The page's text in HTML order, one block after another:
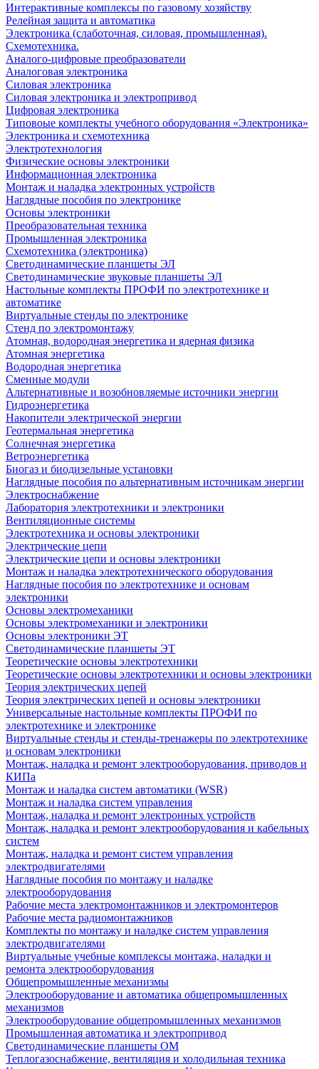
Интерактивные комплексы по газовому хозяйству
Релейная защита и автоматика
Электроника (слаботочная, силовая, промышленная).
Схемотехника.
Аналого-цифровые преобразователи
Аналоговая электроника
Cиловая электроника
Cиловая электроника и электропривод
Цифровая электроника
Типовоые комплекты учебного оборудования «Электроника»
Электроника и схемотехника
Электротехнология
Физические основы электроники
Информационная электроника
Монтаж и наладка электронных устройств
Наглядные пособия по электронике
Основы электроники
Преобразовательная техника
Промышленная электроника
Схемотехника (электроника)
Светодинамические планшеты ЭЛ
Светодинамические звуковые планшеты ЭЛ
Настольные комплекты ПРОФИ по электротехнике и
автоматике
Виртуальные стенды по электронике
Стенд по электромонтажу
Атомная, водородная энергетика и ядерная физика
Атомная энергетика
Водородная энергетика
Сменные модули
Альтернативные и возобновляемые источники энергии
Гидроэнергетика
Накопители электрической энергии
Геотермальная энергетика
Солнечная энергетика
Ветроэнергетика
Биогаз и биодизельные установки
Наглядные пособия по альтернативным источникам энергии
Электроснабжение
Лаборатория электротехники и электроники
Вентиляционные системы
Электротехника и основы электроники
Электрические цепи
Электрические цепи и основы электроники
Монтаж и наладка электротехнического оборудования
Наглядные пособия по электротехнике и основам
электроники
Основы электромеханики
Основы электромеханики и электроники
Основы электроники ЭТ
Светодинамические планшеты ЭТ
Теоретические основы электротехники
Теоретические основы электротехники и основы электроники
Теория электрических цепей
Теория электрических цепей и основы электроники
Универсальные настольные комплекты ПРОФИ по
электротехнике и электронике
Виртуальные стенды и стенды-тренажеры по электротехнике
и основам электроники
Монтаж, наладка и ремонт электрооборудования, приводов и
КИПа
Монтаж и наладка систем автоматики (WSR)
Монтаж и наладка систем управления
Монтаж, наладка и ремонт электронных устройств
Монтаж, наладка и ремонт электрооборудования и кабельных
систем
Монтаж, наладка и ремонт систем управления
электродвигателями
Наглядные пособия по монтажу и наладке
электрооборудования
Рабочие места электромонтажников и электромонтеров
Рабочие места радиомонтажников
Комплекты по монтажу и наладке систем управления
электродвигателями
Виртуальные учебные комплексы монтажа, наладки и
ремонта электрооборудования
Общепромышленные механизмы
Электрооборудование и автоматика общепромышленных
механизмов
Электрооборудование общепромышленных механизмов
Промышленная автоматика и электропривод
Светодинамические планшеты ОМ
Теплогазоснабжение, вентиляция и холодильная техника